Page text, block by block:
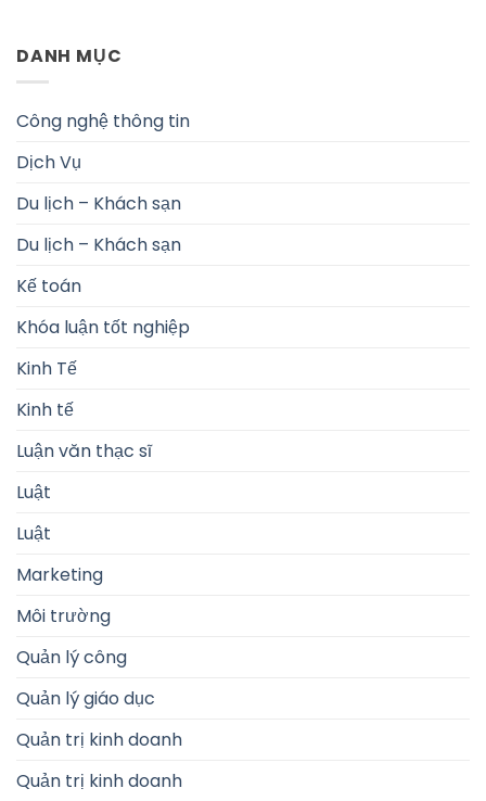
DANH MỤC
Công nghệ thông tin
Dịch Vụ
Du lịch – Khách sạn
Du lịch – Khách sạn
Kế toán
Khóa luận tốt nghiệp
Kinh Tế
Kinh tế
Luận văn thạc sĩ
Luật
Luật
Marketing
Môi trường
Quản lý công
Quản lý giáo dục
Quản trị kinh doanh
Quản trị kinh doanh